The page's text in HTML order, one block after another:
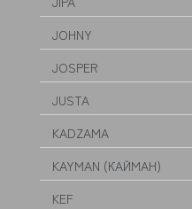
JOHNY
JOSPER
JUSTA
KADZAMA
KAYMAN (КАЙМАН)
KEF